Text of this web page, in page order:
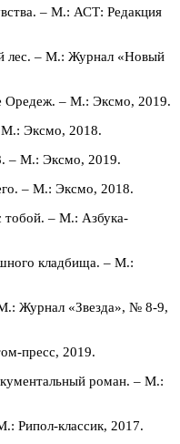
– М.: АСТ: Редакция
лес. – М.: Журнал «Новый
Оредеж. – М.: Эксмо, 2019.
М.: Эксмо, 2018.
– М.: Эксмо, 2019.
– М.: Эксмо, 2018.
тобой. – М.: Азбука-
кладбища. – М.:
Журнал «Звезда», № 8-9,
пресс, 2019.
роман. – М.:
Рипол-классик, 2017.